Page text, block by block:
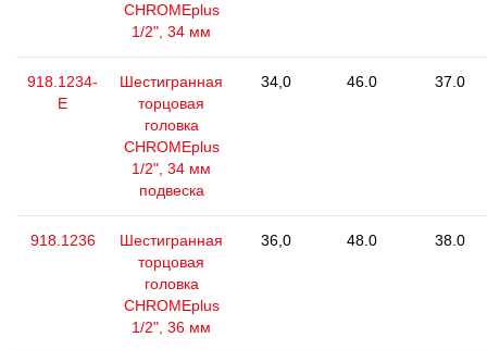
CHROMEplus
1/2", 34 мм
918.1234-
E
Шестигранная
торцовая
головка
CHROMEplus
1/2", 34 мм
подвеска
34,0 46.0 37.0
918.1236
Шестигранная
торцовая
головка
CHROMEplus
1/2", 36 мм
36,0 48.0 38.0